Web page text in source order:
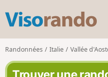
s
o
r
Randonnées Italie Vallée
Trouver une